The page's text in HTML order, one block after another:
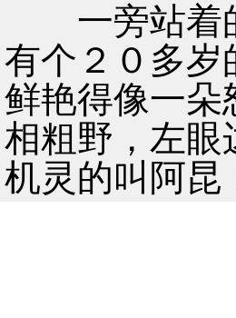
一旁站着的
有个２０多岁
鲜艳得像一朵
相粗野，左眼
机灵的叫阿昆